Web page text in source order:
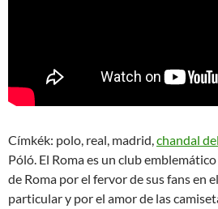
Címkék: polo, real, madrid,chandal
Póló. El Roma es un club
de Roma por el fervor de sus fans en
particular y por el amor de las